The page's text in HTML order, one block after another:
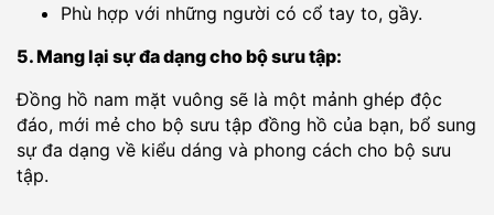
Phù hợp với những người có cổ tay to, gầy.
5. Mang lại sự đa dạng cho bộ sưu tập:
Đồng hồ nam mặt vuông sẽ là một mảnh ghép độc
đáo, mới mẻ cho bộ sưu tập đồng hồ của bạn, bổ sung
sự đa dạng về kiểu dáng và phong cách cho bộ sưu
tập.